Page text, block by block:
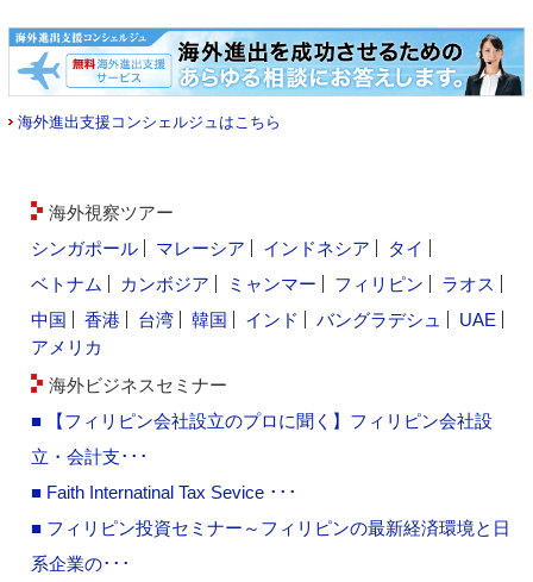
海外進出支援コンシェルジュはこちら
海外視察ツアー
シンガポール
マレーシア インドネシア
タイ
ベトナム
カンボジア ミャンマー フィリピン
ラオス
中国
香港 台湾 韓国 インド バングラデシュ
UAE
アメリカ
海外ビジネスセミナー
■ 【フィリピン会社設立のプロに聞く】フィリピン会社設
立・会計支･･･
■ Faith Internatinal Tax Sevice ･･･
■ フィリピン投資セミナー～フィリピンの最新経済環境と日
系企業の･･･